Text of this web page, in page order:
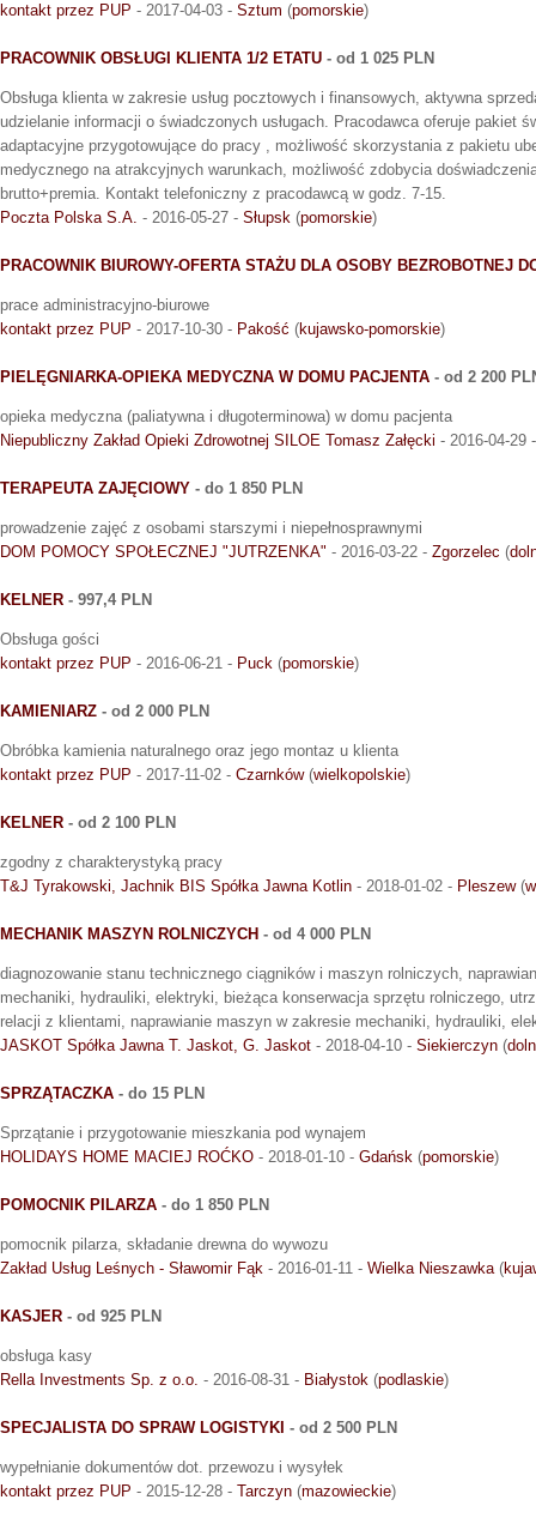
kontakt przez PUP - 2017-04-03 - Sztum (pomorskie)
PRACOWNIK OBSŁUGI KLIENTA 1/2 ETATU - od 1 025 PLN
Obsługa klienta w zakresie usług pocztowych i finansowych, aktywna
udzielanie informacji o świadczonych usługach. Pracodawca oferuje pakiet
adaptacyjne przygotowujące do pracy , możliwość skorzystania z pakietu
medycznego na atrakcyjnych warunkach, możliwość zdobycia
brutto+premia. Kontakt telefoniczny z pracodawcą w godz. 7-15.
Poczta Polska S.A. - 2016-05-27 - Słupsk (pomorskie)
PRACOWNIK BIUROWY-OFERTA STAŻU DLA OSOBY BEZROBOTNEJ
prace administracyjno-biurowe
kontakt przez PUP - 2017-10-30 - Pakość (kujawsko-pomorskie)
PIELĘGNIARKA-OPIEKA MEDYCZNA W DOMU PACJENTA - od 2 200
opieka medyczna (paliatywna i długoterminowa) w domu pacjenta
Niepubliczny Zakład Opieki Zdrowotnej SILOE Tomasz Załęcki - 2016-04-29
TERAPEUTA ZAJĘCIOWY - do 1 850 PLN
prowadzenie zajęć z osobami starszymi i niepełnosprawnymi
DOM POMOCY SPOŁECZNEJ "JUTRZENKA" - 2016-03-22 - Zgorzelec (
KELNER - 997,4 PLN
Obsługa gości
kontakt przez PUP - 2016-06-21 - Puck (pomorskie)
KAMIENIARZ - od 2 000 PLN
Obróbka kamienia naturalnego oraz jego montaz u klienta
kontakt przez PUP - 2017-11-02 - Czarnków(wielkopolskie)
KELNER - od 2 100 PLN
zgodny z charakterystyką pracy
T&J Tyrakowski, Jachnik BIS Spółka Jawna Kotlin - 2018-01-02 - Pleszew(
MECHANIK MASZYN ROLNICZYCH - od 4 000 PLN
diagnozowanie stanu technicznego ciągników i maszyn rolniczych,
mechaniki, hydrauliki, elektryki, bieżąca konserwacja sprzętu rolniczego,
relacji z klientami, naprawianie maszyn w zakresie mechaniki, hydrauliki,
JASKOT Spółka Jawna T. Jaskot, G. Jaskot - 2018-04-10 - Siekierczyn (
SPRZĄTACZKA - do 15 PLN
Sprzątanie i przygotowanie mieszkania pod wynajem
HOLIDAYS HOME MACIEJ ROĆKO - 2018-01-10 - Gdańsk (pomorskie)
POMOCNIK PILARZA - do 1 850 PLN
pomocnik pilarza, składanie drewna do wywozu
Zakład Usług Leśnych - Sławomir Fąk - 2016-01-11 - Wielka Nieszawka(
KASJER - od 925 PLN
obsługa kasy
Rella Investments Sp. z o.o. - 2016-08-31 - Białystok (podlaskie)
SPECJALISTA DO SPRAW LOGISTYKI - od 2 500 PLN
wypełnianie dokumentów dot. przewozu i wysyłek
kontakt przez PUP - 2015-12-28 - Tarczyn (mazowieckie)